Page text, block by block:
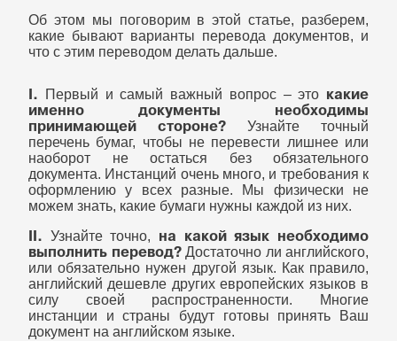
Об этом мы поговорим в этой статье, разберем,
какие бывают варианты перевода документов, и
что с этим переводом делать дальше.
I. Первый и самый важный вопрос – это какие
именно документы необходимы
принимающей стороне? Узнайте точный
перечень бумаг, чтобы не перевести лишнее или
наоборот не остаться без обязательного
документа. Инстанций очень много, и требования к
оформлению у всех разные. Мы физически не
можем знать, какие бумаги нужны каждой из них.
II. Узнайте точно, на какой язык необходимо
выполнить перевод?Достаточно ли английского,
или обязательно нужен другой язык. Как правило,
английский дешевле других европейских языков в
силу своей распространенности. Многие
инстанции и страны будут готовы принять Ваш
документ на английском языке.